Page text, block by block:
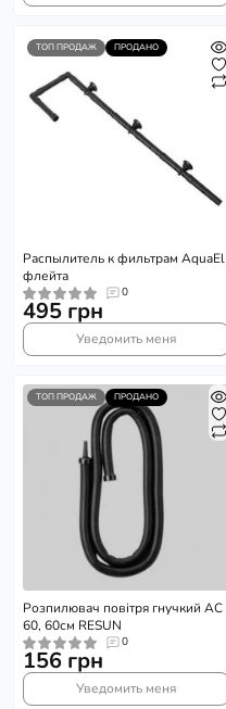
ТОП ПРОДАЖ ПРОДАНО
Распылитель к фильтрам AquaEl
флейта
0
495 грн
Уведомить меня
ТОП ПРОДАЖ ПРОДАНО
Розпилювач повітря гнучкий AC
60, 60см RESUN
0
156 грн
Уведомить меня